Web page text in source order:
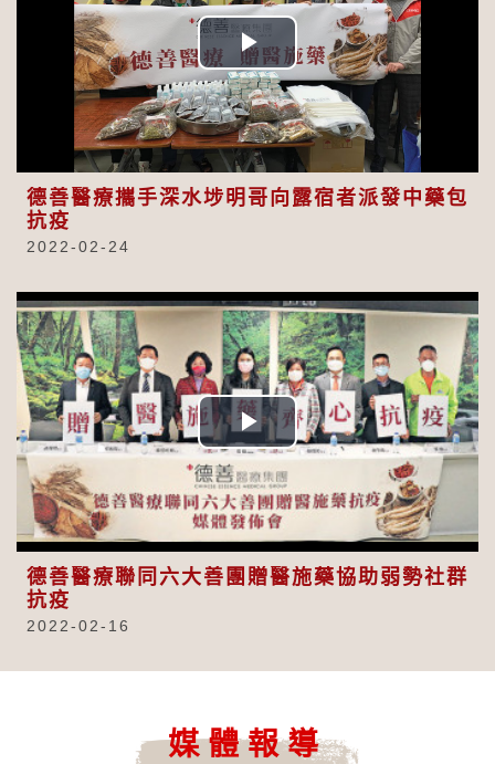
Play
Video
德善醫療攜手深水埗明哥向露宿者派發中藥包
抗疫
2022-02-24
Play
Video
德善醫療聯同六大善團贈醫施藥協助弱勢社群
抗疫
2022-02-16
媒體報導